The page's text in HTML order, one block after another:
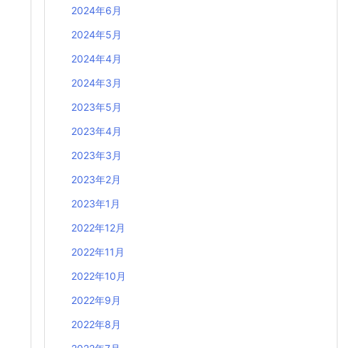
2024年6月
2024年5月
2024年4月
2024年3月
2023年5月
2023年4月
2023年3月
2023年2月
2023年1月
2022年12月
2022年11月
2022年10月
2022年9月
2022年8月